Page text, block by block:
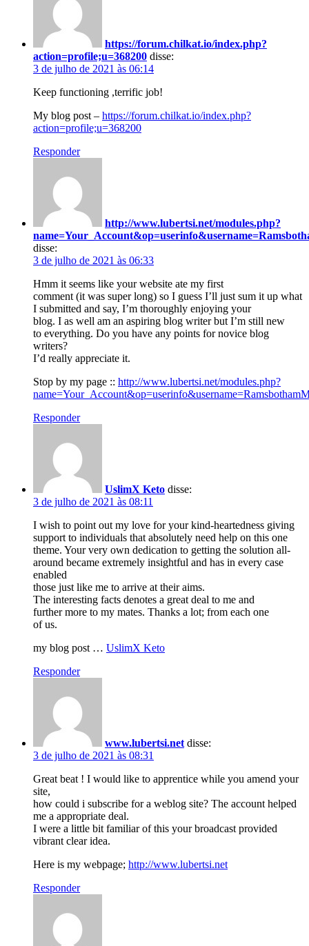
https://forum.chilkat.io/index.php?
action=profile;u=368200 disse:
3 de julho de 2021 às 06:14
Keep functioning ,terrific job!
My blog post – https://forum.chilkat.io/index.php?
action=profile;u=368200
Responder
http://www.lubertsi.net/modules.php?
disse:
3 de julho de 2021 às 06:33
Hmm it seems like your website ate my first
comment (it was super long) so I guess I’ll just sum it up what
I submitted and say, I’m thoroughly enjoying your
blog. I as well am an aspiring blog writer but I’m still new
to everything. Do you have any points for novice blog
writers?
I’d really appreciate it.
Stop by my page :: http://www.lubertsi.net/modules.php?
Responder
UslimX Keto disse:
3 de julho de 2021 às 08:11
I wish to point out my love for your kind-heartedness giving
support to individuals that absolutely need help on this one
theme. Your very own dedication to getting the solution all-
around became extremely insightful and has in every case
enabled
those just like me to arrive at their aims.
The interesting facts denotes a great deal to me and
further more to my mates. Thanks a lot; from each one
of us.
my blog post … UslimX Keto
Responder
www.lubertsi.net disse:
3 de julho de 2021 às 08:31
Great beat ! I would like to apprentice while you amend your
site,
how could i subscribe for a weblog site? The account helped
me a appropriate deal.
I were a little bit familiar of this your broadcast provided
vibrant clear idea.
Here is my webpage; http://www.lubertsi.net
Responder